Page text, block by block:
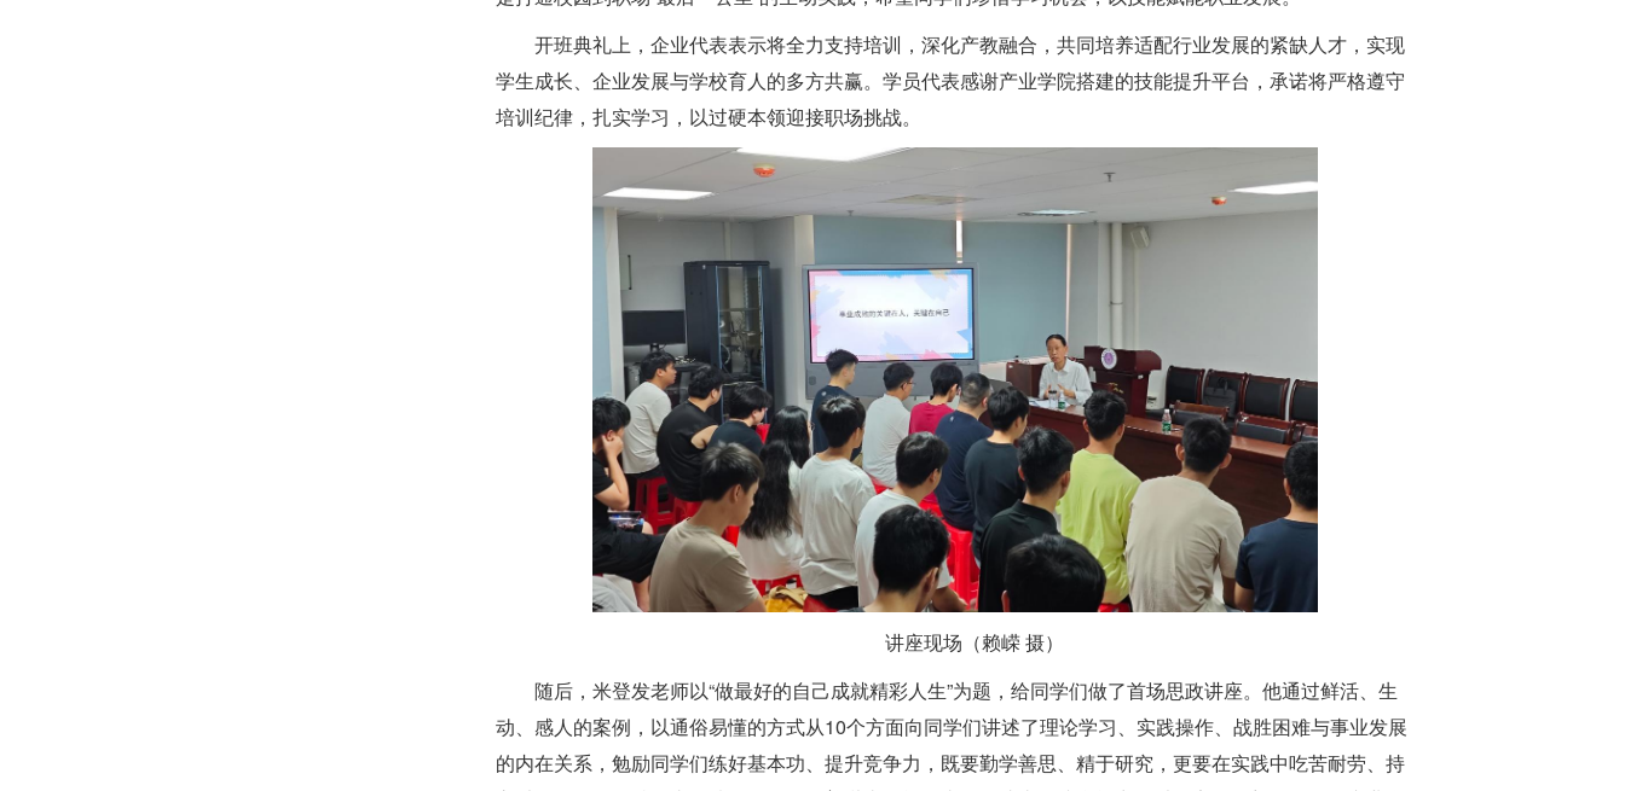
开班典礼上，企业代表表示将全力支持培训，深化产教融合，共同培养适配行业发展的紧缺人才，实现
学生成长、企业发展与学校育人的多方共赢。 学员代表感谢产业学院搭建的技能提升平台，承诺将严格遵守
培训纪律，扎实学习，以过硬本领迎接职场挑战。
讲座现场（赖嵘 摄）
随后，米登发老师以“做最好的自己成就精彩人生”为题，给同学们做了首场思政讲座。他通过鲜活、生
动、感人的案例，以通俗易懂的方式从10个方面向同学们讲述了理论学习、实践操作、战胜困难与事业发展
的内在关系，勉励同学们练好基本功、提升竞争力，既要勤学善思、精于研究，更要在实践中吃苦耐劳、持